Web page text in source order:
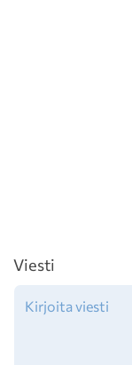
Viesti